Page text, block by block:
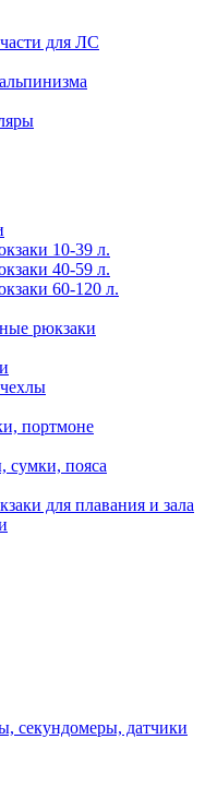
для ЛС
10-39 л.
40-59 л.
60-120 л.
рюкзаки
портмоне
сумки, пояса
для плавания и зала
секундомеры, датчики